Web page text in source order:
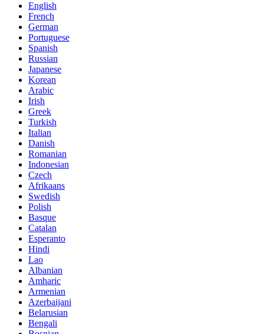
English
French
German
Portuguese
Spanish
Russian
Japanese
Korean
Arabic
Irish
Greek
Turkish
Italian
Danish
Romanian
Indonesian
Czech
Afrikaans
Swedish
Polish
Basque
Catalan
Esperanto
Hindi
Lao
Albanian
Amharic
Armenian
Azerbaijani
Belarusian
Bengali